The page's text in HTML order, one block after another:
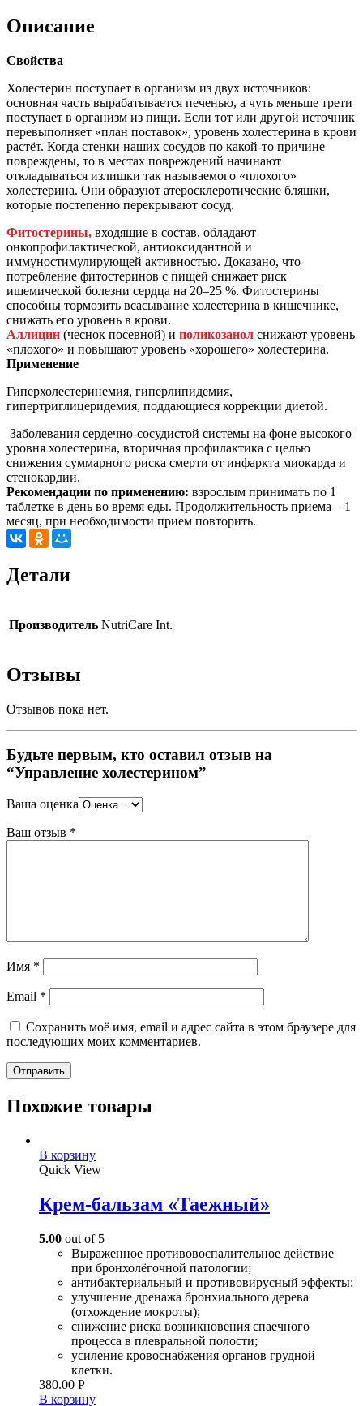
Описание
Свойства
Холестерин поступает в организм из двух источников:
основная часть вырабатывается печенью, а чуть меньше трети
поступает в организм из пищи. Если тот или другой источник
перевыполняет «план поставок», уровень холестерина в крови
растёт. Когда стенки наших сосудов по какой-то причине
повреждены, то в местах повреждений начинают
откладываться излишки так называемого «плохого»
холестерина. Они образуют атеросклеротические бляшки,
которые постепенно перекрывают сосуд.
Фитостерины, входящие в состав, обладают
онкопрофилактической, антиоксидантной и
иммуностимулирующей активностью. Доказано, что
потребление фитостеринов с пищей снижает риск
ишемической болезни сердца на 20–25 %. Фитостерины
способны тормозить всасывание холестерина в кишечнике,
снижать его уровень в крови.
Аллицин (чеснок посевной) и поликозанол снижают уровень
«плохого» и повышают уровень «хорошего» холестерина.
Применение
Гиперхолестеринемия, гиперлипидемия,
гипертриглицеридемия, поддающиеся коррекции диетой.
Заболевания сердечно-сосудистой системы на фоне высокого
уровня холестерина, вторичная профилактика с целью
снижения суммарного риска смерти от инфаркта миокарда и
стенокардии.
Рекомендации по применению: взрослым принимать по 1
таблетке в день во время еды. Продолжительность приема – 1
месяц, при необходимости прием повторить.
Детали
Производитель NutriCare Int.
Отзывы
Отзывов пока нет.
Будьте первым, кто оставил отзыв на
“Управление холестерином”
Ваша оценка
Ваш отзыв *
Имя *
Email *
Сохранить моё имя, email и адрес сайта в этом браузере для
последующих моих комментариев.
Похожие товары
В корзину
Quick View
Крем-бальзам «Таежный»
5.00 out of 5
Выраженное противовоспалительное действие
при бронхолёгочной патологии;
антибактериальный и противовирусный эффекты;
улучшение дренажа бронхиального дерева
(отхождение мокроты);
снижение риска возникновения спаечного
процесса в плевральной полости;
усиление кровоснабжения органов грудной
клетки.
380.00 Р
В корзину